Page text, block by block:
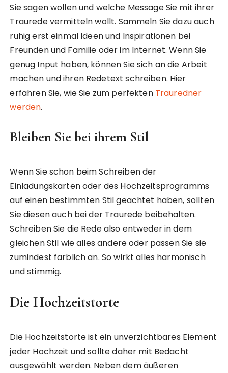
Sie sagen wollen und welche Message Sie mit ihrer
Traurede vermitteln wollt. Sammeln Sie dazu auch
ruhig erst einmal Ideen und Inspirationen bei
Freunden und Familie oder im Internet. Wenn Sie
genug Input haben, können Sie sich an die Arbeit
machen und ihren Redetext schreiben. Hier
erfahren Sie, wie Sie zum perfekten Trauredner
werden.
Bleiben Sie bei ihrem Stil
Wenn Sie schon beim Schreiben der
Einladungskarten oder des Hochzeitsprogramms
auf einen bestimmten Stil geachtet haben, sollten
Sie diesen auch bei der Traurede beibehalten.
Schreiben Sie die Rede also entweder in dem
gleichen Stil wie alles andere oder passen Sie sie
zumindest farblich an. So wirkt alles harmonisch
und stimmig.
Die Hochzeitstorte
Die Hochzeitstorte ist ein unverzichtbares Element
jeder Hochzeit und sollte daher mit Bedacht
ausgewählt werden. Neben dem äußeren